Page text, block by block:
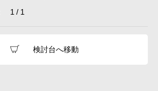
1 / 1
検討台へ移動